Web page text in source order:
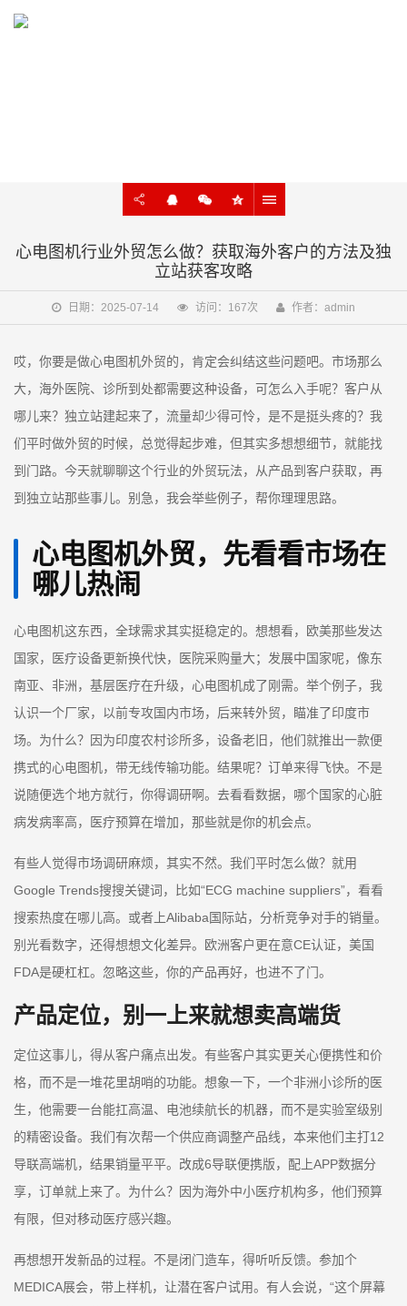
心电图机行业外贸怎么做？获取海外客户的方法及独
立站获客攻略
日期：2025-07-14 访问：167次 作者：admin
哎，你要是做心电图机外贸的，肯定会纠结这些问题吧。市场那么
大，海外医院、诊所到处都需要这种设备，可怎么入手呢？客户从
哪儿来？独立站建起来了，流量却少得可怜，是不是挺头疼的？我
们平时做外贸的时候，总觉得起步难，但其实多想想细节，就能找
到门路。今天就聊聊这个行业的外贸玩法，从产品到客户获取，再
到独立站那些事儿。别急，我会举些例子，帮你理理思路。
心电图机外贸，先看看市场在
哪儿热闹
心电图机这东西，全球需求其实挺稳定的。想想看，欧美那些发达
国家，医疗设备更新换代快，医院采购量大；发展中国家呢，像东
南亚、非洲，基层医疗在升级，心电图机成了刚需。举个例子，我
认识一个厂家，以前专攻国内市场，后来转外贸，瞄准了印度市
场。为什么？因为印度农村诊所多，设备老旧，他们就推出一款便
携式的心电图机，带无线传输功能。结果呢？订单来得飞快。不是
说随便选个地方就行，你得调研啊。去看看数据，哪个国家的心脏
病发病率高，医疗预算在增加，那些就是你的机会点。
有些人觉得市场调研麻烦，其实不然。我们平时怎么做？就用
Google Trends搜搜关键词，比如“ECG machine suppliers”，看看
搜索热度在哪儿高。或者上Alibaba国际站，分析竞争对手的销量。
别光看数字，还得想想文化差异。欧洲客户更在意CE认证，美国
FDA是硬杠杠。忽略这些，你的产品再好，也进不了门。
产品定位，别一上来就想卖高端货
定位这事儿，得从客户痛点出发。有些客户其实更关心便携性和价
格，而不是一堆花里胡哨的功能。想象一下，一个非洲小诊所的医
生，他需要一台能扛高温、电池续航长的机器，而不是实验室级别
的精密设备。我们有次帮一个供应商调整产品线，本来他们主打12
导联高端机，结果销量平平。改成6导联便携版，配上APP数据分
享，订单就上来了。为什么？因为海外中小医疗机构多，他们预算
有限，但对移动医疗感兴趣。
再想想开发新品的过程。不是闭门造车，得听听反馈。参加个
MEDICA展会，带上样机，让潜在客户试用。有人会说，“这个屏幕